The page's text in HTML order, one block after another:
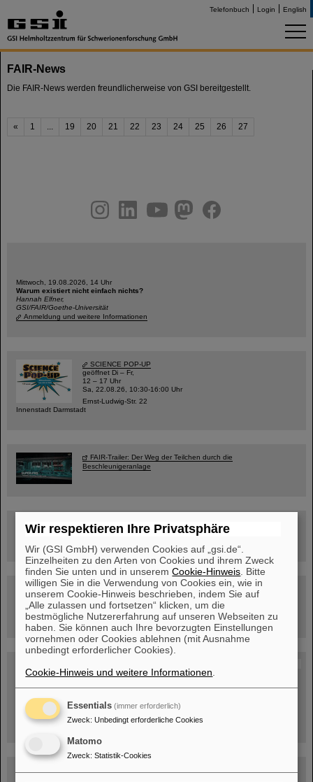
Telefonbuch Login English
FAIR-News
Die FAIR-News werden freundlicherweise von GSI bereitgestellt.
« 1 ... 19 20 21 22 23 24 25 26 27
youtubehelmholtz.socialfacebook
Mittwoch, 19.08.2026, 14 Uhr
Warum existiert nicht einfach nichts?
Hannah Elfner,
GSI/FAIR/Goethe-Universität
Anmeldung und weitere Informationen
SCIENCE POP-UP
geöffnet Di – Fr,
12 – 17 Uhr
Sa, 22.08.26, 10:30-16:00 Uhr
Ernst-Ludwig-Str. 22
Innenstadt Darmstadt
FAIR-Trailer: Der Weg der Teilchen durch die
Beschleunigeranlage
Rundflug über die FAIR-Baustelle
Besichtigung von GSI/FAIR –
jetzt Termin buchen!
Wir respektieren Ihre Privatsphäre
Wir (GSI GmbH) verwenden Cookies auf „gsi.de“.
Einzelheiten zu den Arten von Cookies und ihrem Zweck
finden Sie unten und in unseremCookie-Hinweis . Bitte
willigen Sie in die Verwendung von Cookies ein, wie in
unserem Cookie-Hinweis beschrieben, indem Sie auf
„Alle zulassen und fortsetzen“ klicken, um die
bestmögliche Nutzererfahrung auf unseren Webseiten zu
haben. Sie können auch Ihre bevorzugten Einstellungen
vornehmen oder Cookies ablehnen (mit Ausnahme
unbedingt erforderlicher Cookies).
Cookie-Hinweis und weitere Informationen
Essentials (immer erforderlich)
Zweck: Unbedingt erforderliche Cookies
Matomo
Zweck: Statistik-Cookies